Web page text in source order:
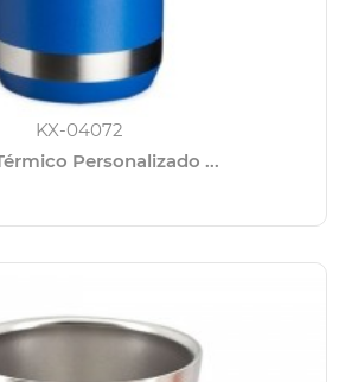
KX-04072
Personalizado ...